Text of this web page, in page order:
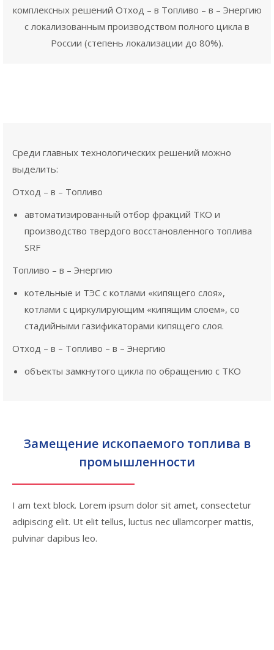
комплексных решений Отход – в Топливо – в – Энергию
с локализованным производством полного цикла в
России (степень локализации до 80%).
Среди главных технологических решений можно
выделить:
Отход – в – Топливо
автоматизированный отбор фракций ТКО и
производство твердого восстановленного топлива
SRF
Топливо – в – Энергию
котельные и ТЭС с котлами «кипящего слоя»,
котлами с циркулирующим «кипящим слоем», со
стадийными газификаторами кипящего слоя.
Отход – в – Топливо – в – Энергию
объекты замкнутого цикла по обращению с ТКО
Замещение ископаемого топлива в
промышленности
I am text block. Lorem ipsum dolor sit amet, consectetur
adipiscing elit. Ut elit tellus, luctus nec ullamcorper mattis,
pulvinar dapibus leo.